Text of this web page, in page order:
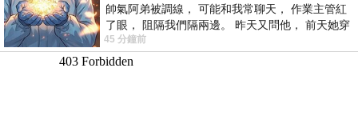
帥氣阿弟被調線， 可能和我常聊天， 作業主管紅
了眼， 阻隔我們隔兩邊。 昨天又問他， 前天她穿
什麼顏色衣服， 不經
45 分鐘前